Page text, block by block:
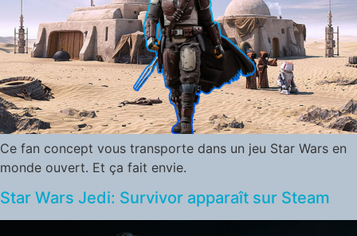
Ce fan concept vous transporte dans un jeu Star Wars en
monde ouvert. Et ça fait envie.
Star Wars Jedi: Survivor apparaît sur Steam